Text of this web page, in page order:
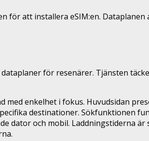
för att installera eSIM:en.
för resenärer. Tjänsten
med enkelhet i fokus. Huvudsidan
destinationer. Sökfunktionen
dator och mobil. Laddningstiderna